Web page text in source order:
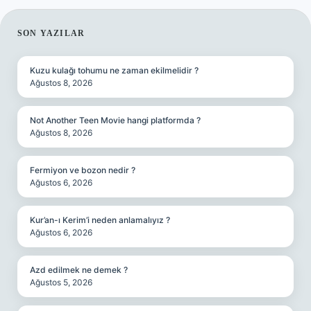
SIDEBAR
SON YAZILAR
Kuzu kulağı tohumu ne zaman ekilmelidir ?
Ağustos 8, 2026
Not Another Teen Movie hangi platformda ?
Ağustos 8, 2026
Fermiyon ve bozon nedir ?
Ağustos 6, 2026
Kur’an-ı Kerim’i neden anlamalıyız ?
Ağustos 6, 2026
Azd edilmek ne demek ?
Ağustos 5, 2026